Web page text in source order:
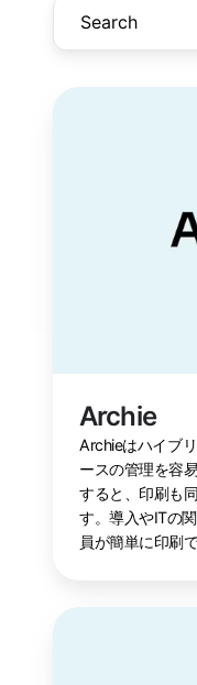
Archie
Archieはハイブ
ースの管理を容
すると、印刷も
す。導入やITの
員が簡単に印刷
Archie
Cobot